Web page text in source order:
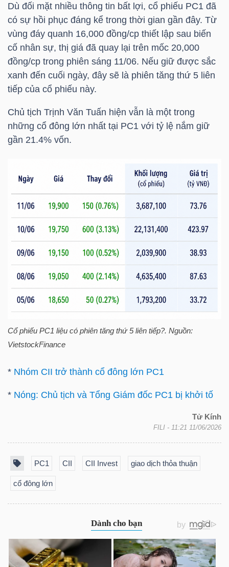
Dù đối mặt nhiều thông tin bất lợi, cổ phiếu PC1 đã
có sự hồi phục đáng kể trong thời gian gần đây. Từ
vùng đáy quanh 16,000 đồng/cp thiết lập sau biến
cố nhân sự, thị giá đã quay lại trên mốc 20,000
đồng/cp trong phiên sáng 11/06. Nếu giữ được sắc
xanh đến cuối ngày, đây sẽ là phiên tăng thứ 5 liên
tiếp của cổ phiếu này.
Chủ tịch Trịnh Văn Tuấn hiện vẫn là một trong
những cổ đông lớn nhất tại PC1 với tỷ lệ nắm giữ
gần 21.4% vốn.
Cổ phiếu PC1 liệu có phiên tăng thứ 5 liên tiếp?. Nguồn:
VietstockFinance
* Nhóm CII trở thành cổ đông lớn PC1
* Nóng: Chủ tịch và Tổng Giám đốc PC1 bị khởi tố
Tử Kính
FILI - 11:21 11/06/2026
PC1 CII CII Invest giao dịch thỏa thuận
cổ đông lớn
ĐẦU
TƯ
TRUY
XUẤT
LIỆU
Ngành
VS-
SECTOR
LƯỢNG
NGUYÊN
LIỆU
KHÔNG
THIẾT